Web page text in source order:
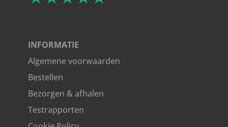
INFORMATIE
Algemene voorwaarden
Bestellen
Bezorgen & afhalen
Testrapporten